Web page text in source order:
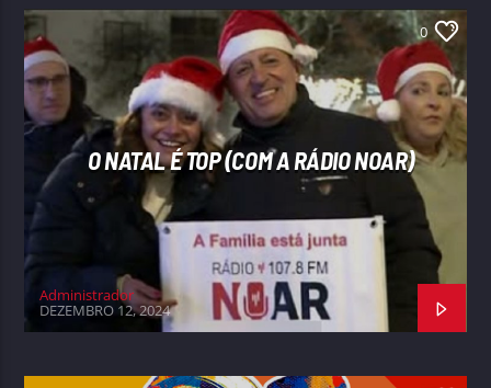
0
O NATAL É TOP (COM A RÁDIO NOAR)
Administrador
DEZEMBRO 12, 2024